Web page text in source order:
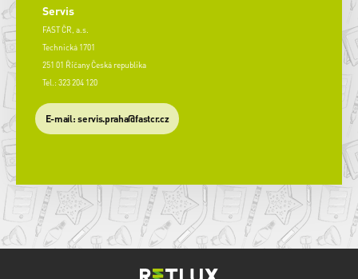
Servis
FAST ČR, a.s.
Technická 1701
251 01 Říčany Česká republika
Tel.: 323 204 120
​E-mail: servis.praha@fastcr.cz